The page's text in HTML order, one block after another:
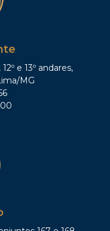
e 13º andares,
MG